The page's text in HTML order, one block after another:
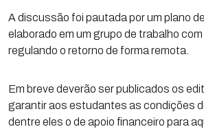
A discussão foi pautada por um plano
elaborado em um grupo de trabalho
regulando o retorno de forma remota.
Em breve deverão ser publicados os
garantir aos estudantes as condições
dentre eles o de apoio financeiro para